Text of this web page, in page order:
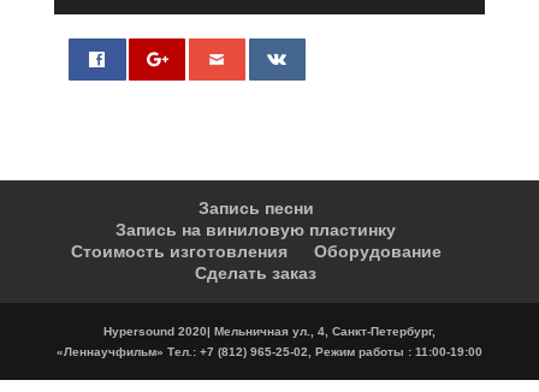
Запись песни
Запись на виниловую пластинку
Стоимость изготовления
Оборудование
Сделать заказ
Hypersound 2020| Мельничная ул., 4, Санкт-Петербург,
«Леннаучфильм» Тел.: +7 (812) 965-25-02, Режим работы : 11:00-19:00